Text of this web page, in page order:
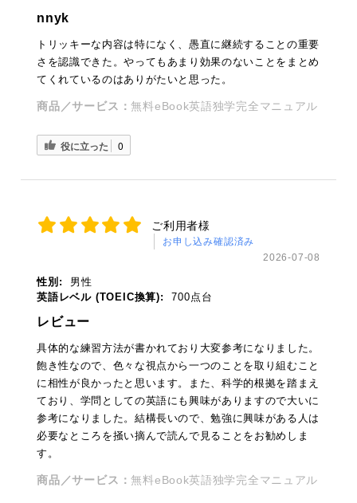
nnyk
トリッキーな内容は特になく、愚直に継続することの重要
さを認識できた。やってもあまり効果のないことをまとめ
てくれているのはありがたいと思った。
商品／サービス：無料eBook英語独学完全マニュアル
役に立った 0
ご利用者様
お申し込み確認済み
2026-07-08
性別:
男性
英語レベル (TOEIC換算):
700点台
レビュー
具体的な練習方法が書かれており大変参考になりました。
飽き性なので、色々な視点から一つのことを取り組むこと
に相性が良かったと思います。また、科学的根拠を踏まえ
ており、学問としての英語にも興味がありますので大いに
参考になりました。結構長いので、勉強に興味がある人は
必要なところを掻い摘んで読んで見ることをお勧めしま
す。
商品／サービス：無料eBook英語独学完全マニュアル